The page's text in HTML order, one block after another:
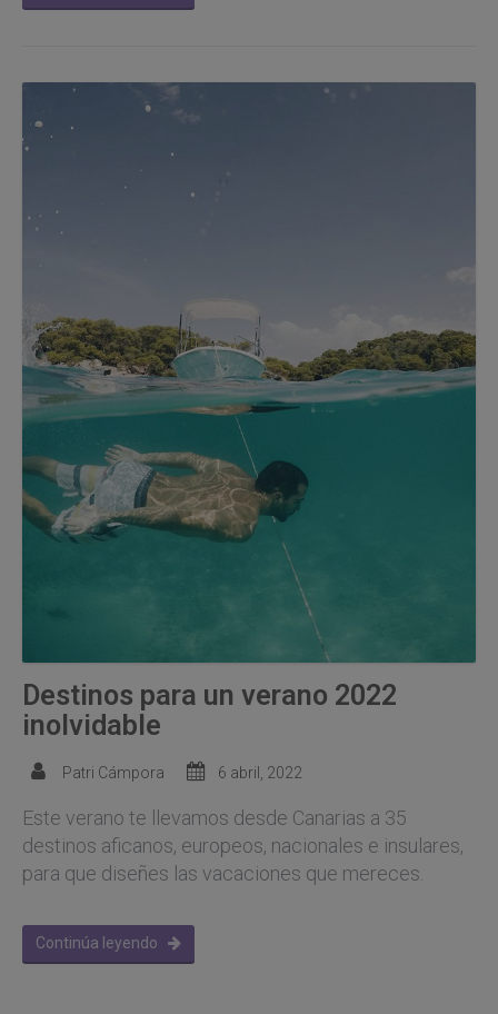
Destinos para un verano 2022
inolvidable
Patri Cámpora 6 abril, 2022
Este verano te llevamos desde Canarias a 35
destinos aficanos, europeos, nacionales e insulares,
para que diseñes las vacaciones que mereces.
Continúa leyendo